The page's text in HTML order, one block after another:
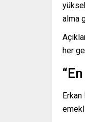
alma
her
Erkan